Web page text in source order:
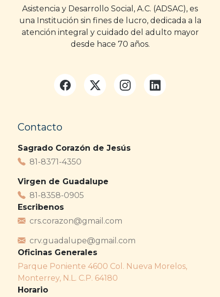
Asistencia y Desarrollo Social, A.C. (ADSAC), es
una Institución sin fines de lucro, dedicada a la
atención integral y cuidado del adulto mayor
desde hace 70 años.
Contacto
Sagrado Corazón de Jesús
81-8371-4350
Virgen de Guadalupe
81-8358-0905
Escribenos
crs.corazon@gmail.com
crv.guadalupe@gmail.com
Oficinas Generales
Parque Poniente 4600 Col. Nueva Morelos,
Monterrey, N.L. C.P. 64180
Horario